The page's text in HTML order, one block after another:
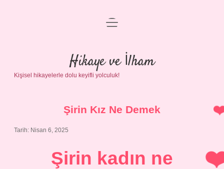
Anasayfa
Gizlilik Politikası
Yasal Uyarı
menüyü
Hikaye ve İlham
Kişisel hikayelerle dolu keyifli yolculuk!
Şirin Kız Ne Demek
Tarih: Nisan 6, 2025
Şirin kadın ne